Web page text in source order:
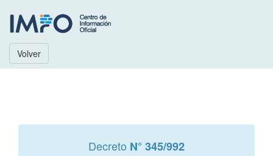
Volver
Decreto N° 345/992